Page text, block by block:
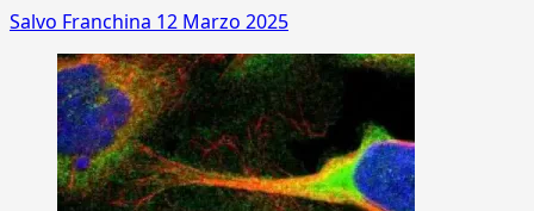
Salvo Franchina 12 Marzo 2025